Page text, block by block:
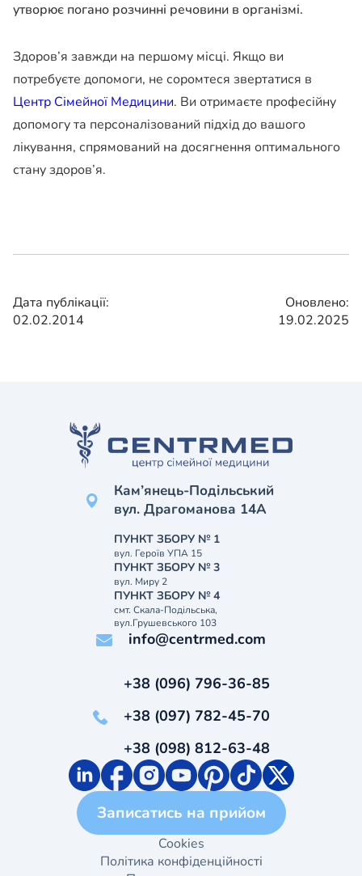
утворює погано розчинні речовини в організмі.
Здоров’я завжди на першому місці. Якщо ви
потребуєте допомоги, не соромтеся звертатися в
Центр Сімейної Медицини. Ви отримаєте професійну
допомогу та персоналізований підхід до вашого
лікування, спрямований на досягнення оптимального
стану здоров’я.
Дата публікації:
02.02.2014
Оновлено:
19.02.2025
Кам’янець-Подільський
вул. Драгоманова 14А
ПУНКТ ЗБОРУ № 1
вул. Героїв УПА 15
ПУНКТ ЗБОРУ № 3
вул. Миру 2
ПУНКТ ЗБОРУ № 4
смт. Скала-Подільська,
вул.Грушевського 103
info@centrmed.com
+38 (096) 796-36-85
+38 (097) 782-45-70
+38 (098) 812-63-48
Записатись на прийом
Cookies
Політика конфіденційності